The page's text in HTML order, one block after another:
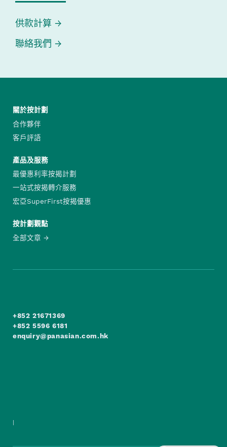
供款計算
聯絡我們
關於按計劃
合作夥伴
客戶評語
產品及服務
最優惠利率按揭計劃
一站式按揭轉介服務
宏亞SuperFirst按揭優惠
按計劃觀點
全部文章
+852 21671369
+852 5596 6181
enquiry@panasian.com.hk